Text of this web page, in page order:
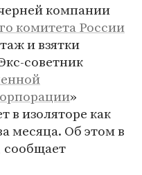
компании
комитета России
и взятки
советник
»
в изоляторе как
месяца. Об этом в
сообщает